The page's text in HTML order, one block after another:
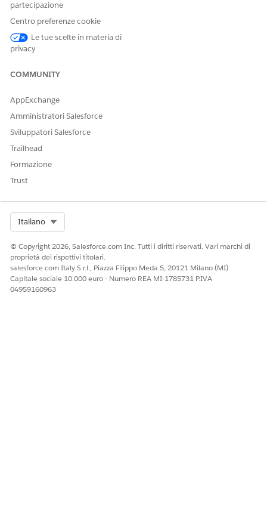
dell'approvazione del responsabile. Utilizzare Flow Builder per
definire la logica di instradamento personalizzata e i flussi di
lavoro di evasione.
QUESTO ARTICOLO HA RISOLTO IL PROBLEMA?
partecipazione
Centro preferenze cookie
Le tue scelte in materia di
privacy
COMMUNITY
AppExchange
Amministratori Salesforce
Sviluppatori Salesforce
Trailhead
Formazione
Trust
Italiano
© Copyright 2026, Salesforce.com Inc. Tutti i diritti riservati. Vari marchi di
proprietà dei rispettivi titolari.
salesforce.com Italy S.r.l., Piazza Filippo Meda 5, 20121 Milano (MI)
Capitale sociale 10.000 euro - Numero REA MI-1785731 P.IVA
04959160963